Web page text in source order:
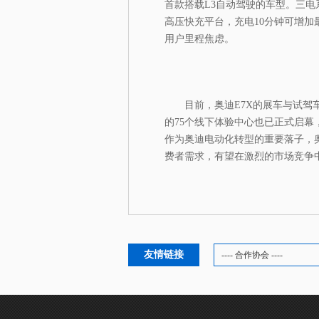
首款搭载L3自动驾驶的车型。三
高压快充平台，充电10分钟可增
用户里程焦虑。
目前，奥迪E7X的展车与试驾
的75个线下体验中心也已正式启
作为奥迪电动化转型的重要落子，
费者需求，有望在激烈的市场竞
友情链接 ---- 合作协会 ----